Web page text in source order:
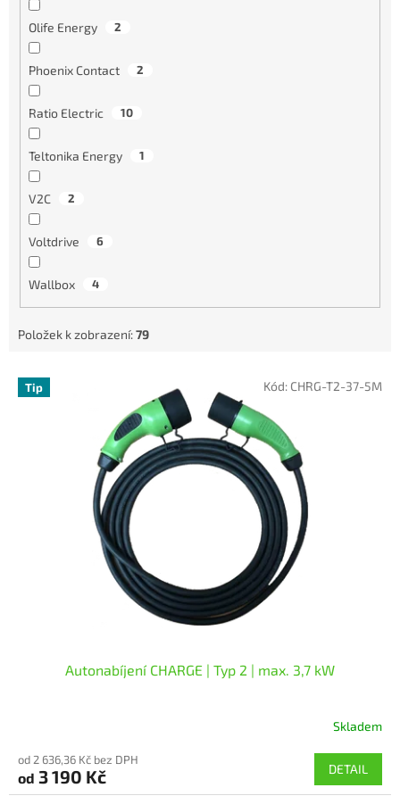
Olife Energy 2
Phoenix Contact 2
Ratio Electric 10
Teltonika Energy 1
V2C 2
Voltdrive 6
Wallbox 4
Položek k zobrazení:79
V Tip
Autonabíjení CHARGE | Typ 2 | max. 3,7 kW
produktu
je
Skladem
od 2 636,36 Kč bez DPH
od 3 190 Kč DETAIL
Kód: CHRG-T2-37-5M